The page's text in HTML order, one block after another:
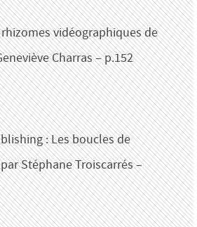
rhizomes vidéographiques de
Charras – p.152
: Les boucles de
Stéphane Troiscarrés –